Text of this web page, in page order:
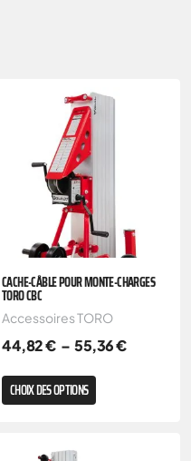
CACHE-CÂBLE POUR MONTE-CHARGES
TORO CBC
Accessoires TORO
44,82€ – 55,36€
CHOIX DES OPTIONS